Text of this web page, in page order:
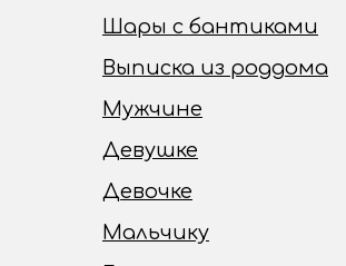
Шары с бантиками
Выписка из роддома
Мужчине
Девушке
Девочке
Мальчику